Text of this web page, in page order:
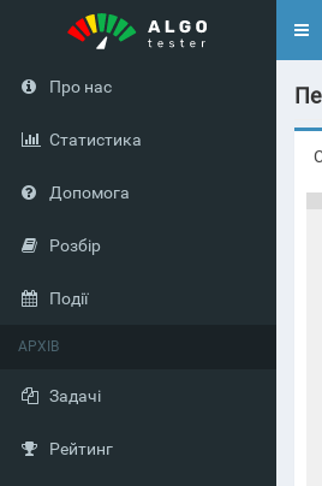
Про нас
Статистика
Допомога
Розбір
Події
АРХІВ
Задачі
Рейтинг